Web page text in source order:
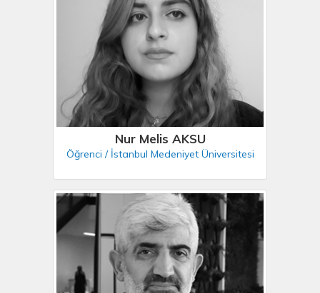
Nur Melis AKSU
Öğrenci / İstanbul Medeniyet Üniversitesi